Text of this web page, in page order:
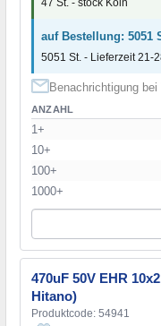
47 St. - stock Köln
auf Bestellung: 5051
5051 St. - Lieferzeit 21-
Benachrichtigung
ANZAHL
1+
10+
100+
1000+
470uF 50V EHR
Hitano)
Produktcode: 54941